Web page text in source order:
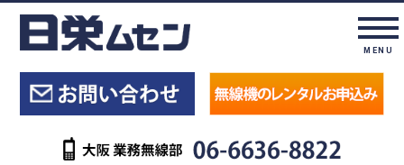
MENU